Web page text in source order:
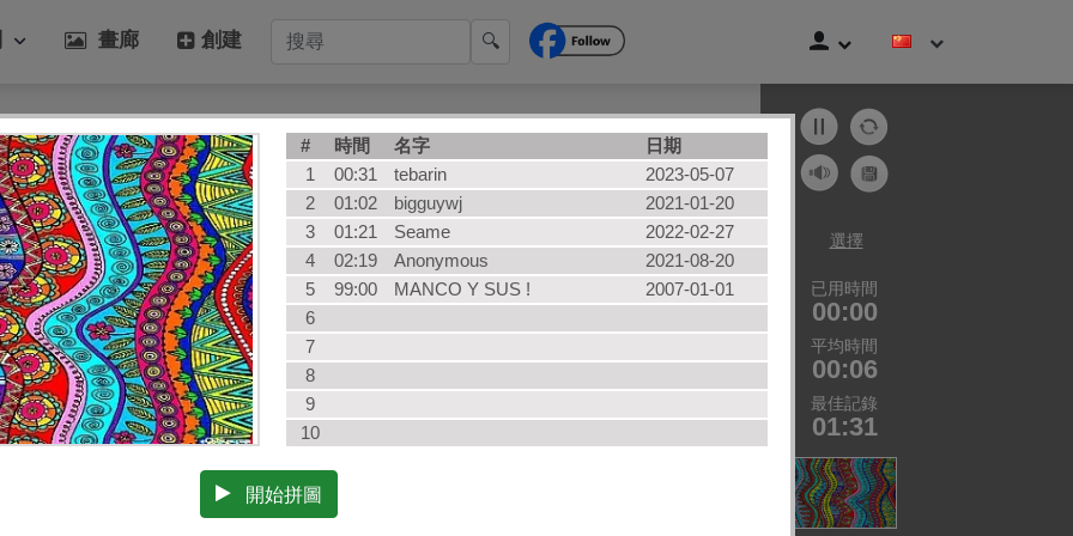
門類別
每日
動物
食物
景觀
蛋糕
孩子們
藝術
冬季
狗
植物
建築
AI Art
貓
海灘
使用者拼圖
所有类别
畫廊 創建 🔍
選擇
已用時間
00:00
平均時間
00:06
最佳記錄
01:31
# 時間 名字
日期
1
00:31 tebarin
2023-05-07
2
01:02 bigguywj
2021-01-20
3
01:21 Seame
2022-02-27
4
02:19 Anonymous
2021-08-20
5
99:00 MANCO Y SUS !
2007-01-01
6
7
8
9
10
開始拼圖